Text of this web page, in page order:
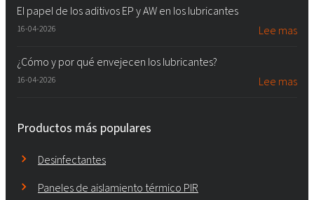
El papel de los aditivos EP y AW en los lubricantes
16-04-2026 Lee mas
¿Cómo y por qué envejecen los lubricantes?
16-04-2026 Lee mas
Productos más populares
Desinfectantes
Paneles de aislamiento térmico PIR